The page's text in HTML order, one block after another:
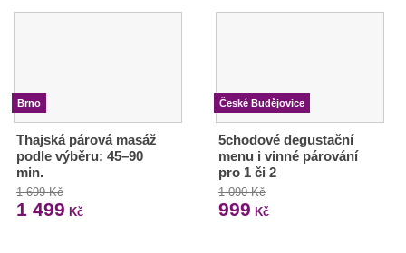
Brno
Thajská párová masáž
podle výběru: 45–90
min.
1 699 Kč
1 499 Kč
České Budějovice
5chodové degustační
menu i vinné párování
pro 1 či 2
1 090 Kč
999 Kč